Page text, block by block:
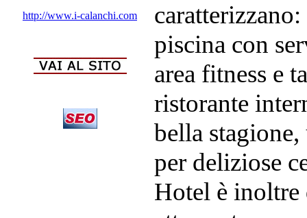
http://www.i-calanchi.com
piscina con
area fitness e
ristorante
bella
per deliziose
Hotel è inoltre